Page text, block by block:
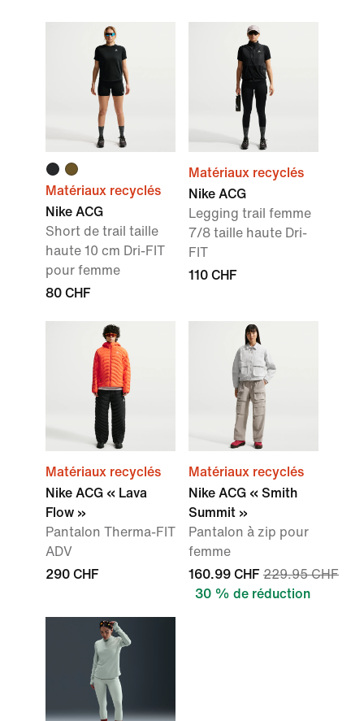
Matériaux recyclés
Nike ACG
Short de trail taille
haute 10 cm Dri-FIT
pour femme
80 CHF
Matériaux recyclés
Nike ACG
Legging trail femme
7/8 taille haute Dri-
FIT
110 CHF
Matériaux recyclés
Nike ACG « Lava
Flow »
Pantalon Therma-FIT
ADV
290 CHF
Matériaux recyclés
Nike ACG « Smith
Summit »
Pantalon à zip pour
femme
160.99 CHF 229.95 CHF
30 % de réduction